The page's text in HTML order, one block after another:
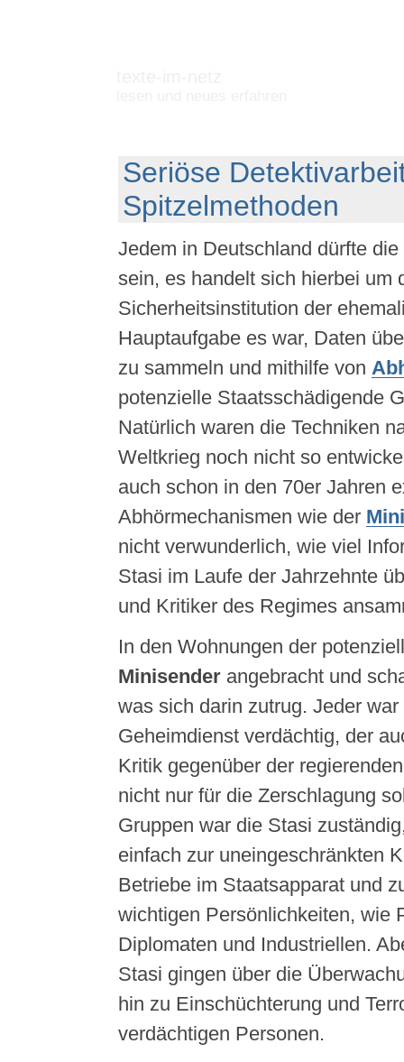
Seriöse
Spitzelmethoden
Jedem in Deutschland dürfte
sein, es handelt sich hierbei um
Sicherheitsinstitution der
Hauptaufgabe es war, Daten
zu sammeln und mithilfe von
potenzielle Staatsschädigende
Natürlich waren die Techniken
Weltkrieg noch nicht so
auch schon in den 70er Jahren
Abhörmechanismen wie der
nicht verwunderlich, wie viel
Stasi im Laufe der Jahrzehnte
und Kritiker des Regimes
In den Wohnungen der
Minisender angebracht und
was sich darin zutrug. Jeder war
Geheimdienst verdächtig, der
Kritik gegenüber der
nicht nur für die Zerschlagung
Gruppen war die Stasi
einfach zur uneingeschränkten
Betriebe im Staatsapparat und
wichtigen Persönlichkeiten, wie
Diplomaten und Industriellen.
Stasi gingen über die
hin zu Einschüchterung und
verdächtigen Personen.